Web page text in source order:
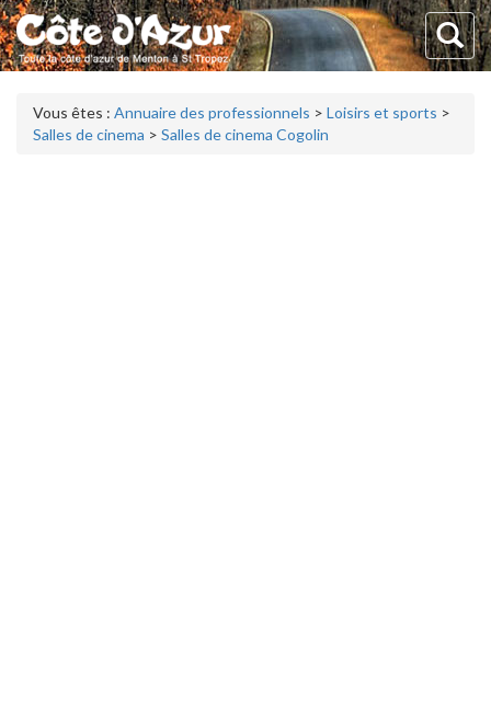
Vous êtes : Annuaire des professionnels > Loisirs et sports >
Salles de cinema > Salles de cinema Cogolin